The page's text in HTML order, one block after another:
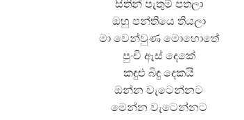
සිතින් පැතුම් පතලා
ඔහු පන්තියෙ තියලා
මා වෙන්වුණ මොහොතේ
පුංචි ඇස් දෙකේ
කඳුළු බිඳු දෙකයි
ඔන්න වැටෙන්නට
මෙන්න වැටෙන්නට